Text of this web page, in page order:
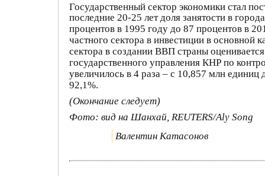
Государственный сектор экономики стал
последние 20-25 лет доля занятости в
процентов в 1995 году до 87 процентов в
частного сектора в инвестиции в основной
сектора в создании ВВП страны
государственного управления КНР по
увеличилось в 4 раза – с 10,857 млн
92,1%.
(Окончание следует)
Фото: вид на Шанхай, REUTERS/Aly Song
Валентин Катасонов